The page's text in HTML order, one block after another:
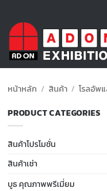
หน้าหลัก / สินค้า / โรลอัพ
PRODUCT CATEGORIES
สินค้าโปรโมชั่น
สินค้าเช่า
บูธ คุณภาพพรีเมี่ยม